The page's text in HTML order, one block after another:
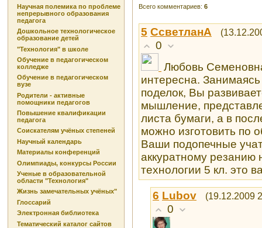
Научная полемика по проблеме
непрерывного образования
педагога
Дошкольное технологическое
образование детей
"Технология" в школе
Обучение в педагогическом
колледже
Обучение в педагогическом
вузе
Родители - активные
помощники педагогов
Повышение квалификации
педагога
Соискателям учёных степеней
Научный календарь
Материалы конференций
Олимпиады, конкурсы России
Ученые в образовательной
области "Технология"
Жизнь замечательных учёных"
Глоссарий
Электронная библиотека
Тематический каталог сайтов
Всего комментариев: 6
5 СсветланА
0
Любовь
интересна.
поделок, Вы
мышление,
листа бумаги, а в
можно изготовить по
Ваши подопечные
аккуратному
технологии 5 кл. это
6 Lubоv (19.12.2009
0